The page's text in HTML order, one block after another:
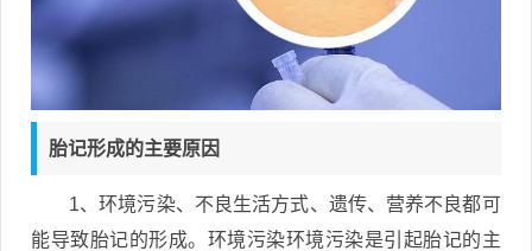
胎记形成的主要原因
1、环境污染、不良生活方式、遗传、营养不良都可
能导致胎记的形成。环境污染环境污染是引起胎记的主